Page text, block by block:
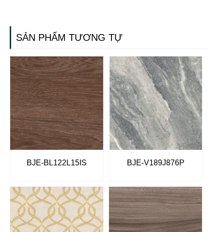
SẢN PHẨM TƯƠNG TỰ
BJE-BL122L15IS BJE-V189J876P